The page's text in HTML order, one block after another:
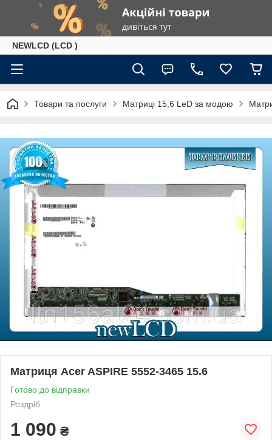
NEWLCD (LCD )
Товари та послуги Матриці 15,6 LeD за модою
Матриця Acer ASPIRE 5552-3465 15.6
Готово до відправки
Роздріб
1 090 ₴